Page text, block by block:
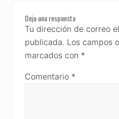
Reader
Interactions
Deja una respuesta
Tu dirección de correo
publicada. Los campos
marcados con *
Comentario *